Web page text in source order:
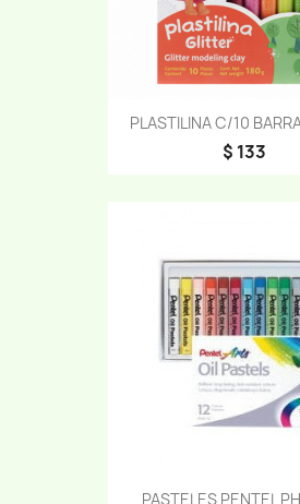
PLASTILINA C/10
$ 133
PASTELES PENTEL